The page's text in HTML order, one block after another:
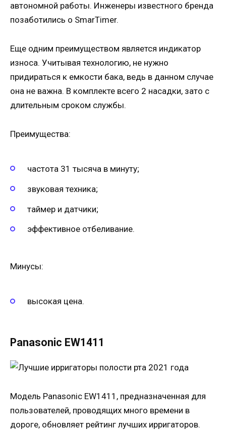
автономной работы. Инженеры известного бренда
позаботились о SmarTimer.
Еще одним преимуществом является индикатор
износа. Учитывая технологию, не нужно
придираться к емкости бака, ведь в данном случае
она не важна. В комплекте всего 2 насадки, зато с
длительным сроком службы.
Преимущества:
частота 31 тысяча в минуту;
звуковая техника;
таймер и датчики;
эффективное отбеливание.
Минусы:
высокая цена.
Panasonic EW1411
Модель Panasonic EW1411, предназначенная для
пользователей, проводящих много времени в
дороге, обновляет рейтинг лучших ирригаторов.